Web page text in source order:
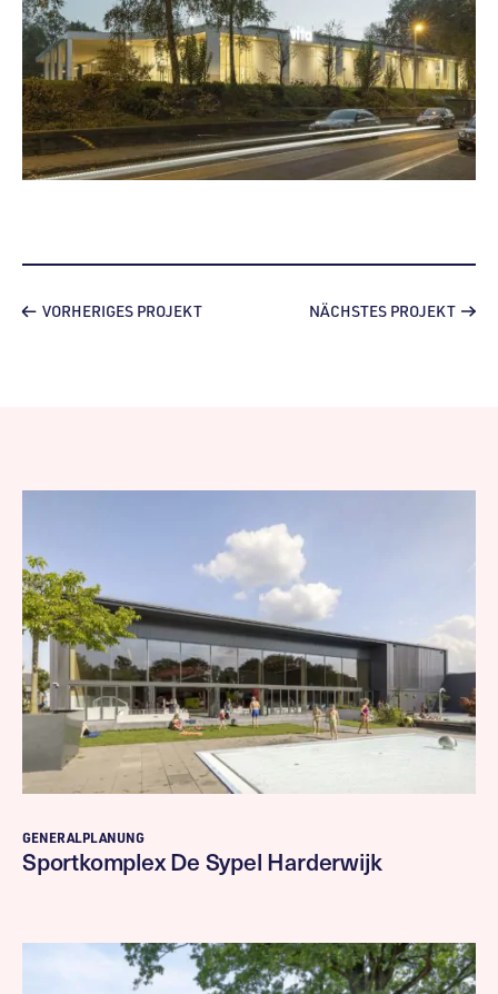
VORHERIGES PROJEKT NÄCHSTES PROJEKT
GENERALPLANUNG
Sportkomplex De Sypel Harderwijk